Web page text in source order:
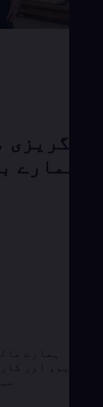
ہمارے
ہمارے
ایم، اور